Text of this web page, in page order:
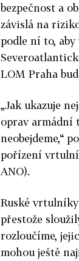
bezpečnost a
závislá na
podle ní to,
LOM Praha
„Jak ukazuje
oprav armádní
neobejdeme,“
pořízení
ANO).
Ruské
přestože
rozloučíme,
mohou ještě